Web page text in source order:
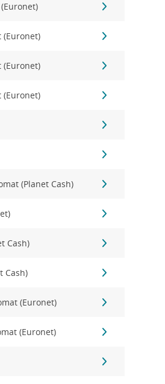
(Euronet)
(Euronet)
(Euronet)
(Planet Cash)
Cash)
Cash)
(Euronet)
(Euronet)